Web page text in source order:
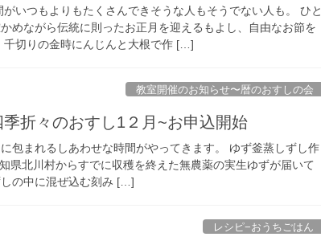
いつもよりもたくさんできそうな人もそうでない人も。 ひと
めながら伝統に則ったお正月を迎えるもよし、自由なお節を
千切りの金時にんじんと大根で作 […]
教室開催のお知らせ〜暦のおすしの会
季折々のおすし1２月~お申込開始
包まれるしあわせな時間がやってきます。 ゆず釜蒸しずし作
県北川村からすでに収穫を終えた無農薬の実生ゆずが届いて
の中に混ぜ込む刻み […]
レシピ−おうちごはん